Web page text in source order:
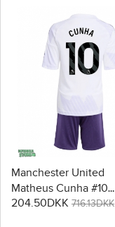
Manchester United
Matheus Cunha #10
Replika Babytøj
204.50DKK 716.13DKK